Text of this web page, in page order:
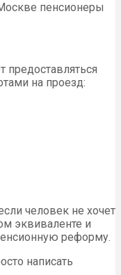
пенсионеры
на проезд:
человек не хочет
эквиваленте и
реформу.
написать